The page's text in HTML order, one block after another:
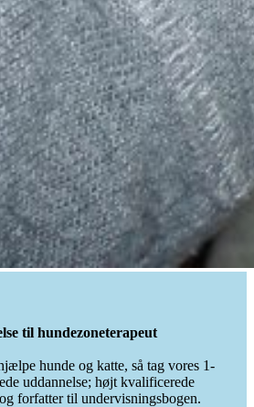
til hundezoneterapeut
hunde og katte, så tag vores 1-
uddannelse; højt kvalificerede
forfatter til undervisningsbogen.